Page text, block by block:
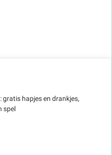
: gratis hapjes en drankjes,
spel